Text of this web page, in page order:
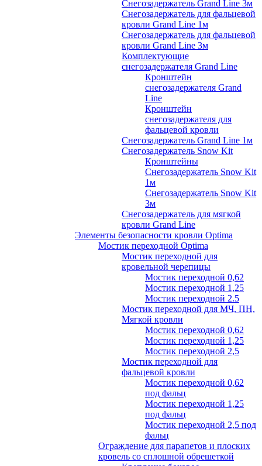
Снегозадержатель Grand Line 3м
Снегозадержатель для фальцевой
кровли Grand Line 1м
Снегозадержатель для фальцевой
кровли Grand Line 3м
Комплектующие
снегозадержателя Grand Line
Кронштейн
снегозадержателя Grand
Line
Кронштейн
снегозадержателя для
фальцевой кровли
Снегозадержатель Grand Line 1м
Снегозадержатель Snow Kit
Кронштейны
Снегозадержатель Snow Kit
1м
Снегозадержатель Snow Kit
3м
Снегозадержатель для мягкой
кровли Grand Line
Элементы безопасности кровли Optima
Мостик переходной Optima
Мостик переходной для
кровельной черепицы
Мостик переходной 0,62
Мостик переходной 1,25
Мостик переходной 2.5
Мостик переходной для МЧ, ПН,
Мягкой кровли
Мостик переходной 0,62
Мостик переходной 1,25
Мостик переходной 2,5
Мостик переходной для
фальцевой кровли
Мостик переходной 0,62
под фальц
Мостик переходной 1,25
под фальц
Мостик переходной 2,5 под
фальц
Ограждение для парапетов и плоских
кровель со сплошной обрешеткой